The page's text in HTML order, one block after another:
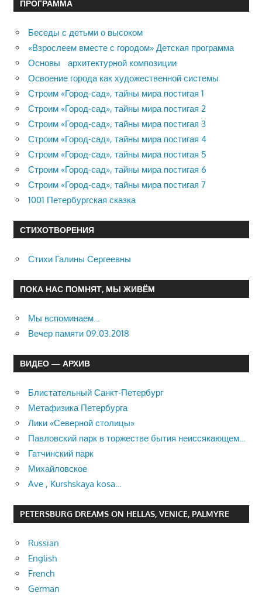
ПРОГРАММА
Беседы с детьми о высоком
«Взрослеем вместе с городом» Детская программа
Основы архитектурной композиции
Освоение города как художественной системы
Строим «Город-сад», тайны мира постигая 1
Строим «Город-сад», тайны мира постигая 2
Строим «Город-сад», тайны мира постигая 3
Строим «Город-сад», тайны мира постигая 4
Строим «Город-сад», тайны мира постигая 5
Строим «Город-сад», тайны мира постигая 6
Строим «Город-сад», тайны мира постигая 7
1001 Петербургская сказка
СТИХОТВОРЕНИЯ
Стихи Галины Сергеевны
ПОКА НАС ПОМНЯТ, МЫ ЖИВЁМ
Мы вспоминаем…
Вечер памяти 09.03.2018
ВИДЕО — АРХИВ
Блистательный Санкт-Петербург
Метафизика Петербурга
Лики «Северной столицы»
Павловский парк в торжестве бытия неиссякающем…
Гатчинский парк
Михайловское
Ave , Kurshskaya kosa…
PETERSBURG DREAMS ON HELLAS, VENICE, PALMYRE
Russian
English
French
German